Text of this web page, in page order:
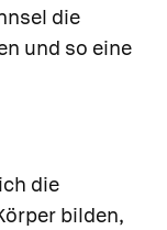
die
und so eine
die
bilden,